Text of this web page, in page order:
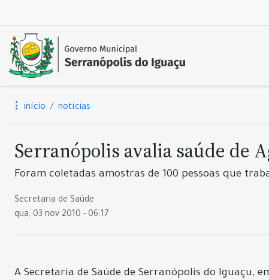
início notícias
Serranópolis avalia saúde de
Foram coletadas amostras de 100 pessoas que
Secretaria de Saúde
qua, 03 nov 2010 - 06:17
A Secretaria de Saúde de Serranópolis do Iguaçu,